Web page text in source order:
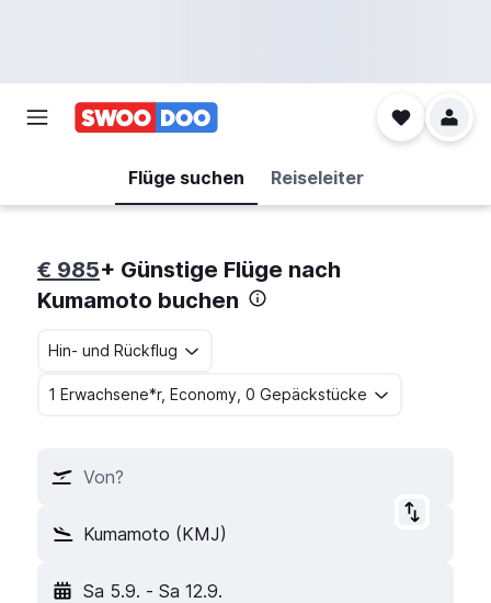
Flüge suchen Reiseleiter
€ 985+ Günstige Flüge nach
Kumamoto buchen
Hin- und Rückflug
1 Erwachsene*r, Economy, 0 Gepäckstücke
Von?
Kumamoto (KMJ)
Sa 5.9. - Sa 12.9.